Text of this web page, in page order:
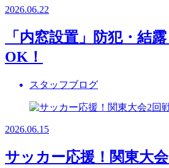
2026.06.22
「内窓設置」防犯・結
OK！
スタッフブログ
2026.06.15
サッカー応援！関東大